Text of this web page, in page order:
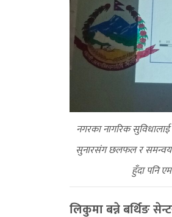
नगरका नागरिक सुविधालाई
सुनारसंग छलफल र समन्वय
हुँदा पनि
लिकुमा बन्ने बर्थिङ